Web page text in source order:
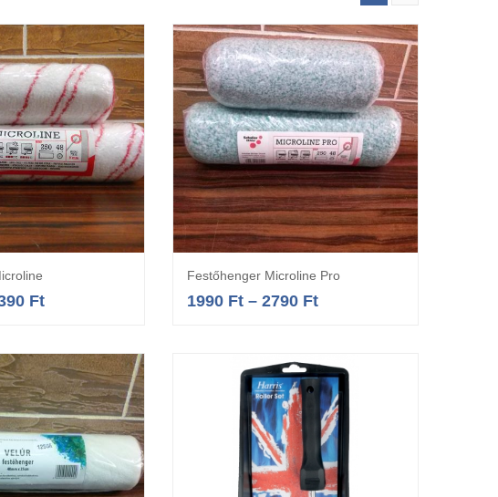
választása
Ft
Opciók választása
Festőhenger Microline Pro
1990 Ft– 2790 Ft